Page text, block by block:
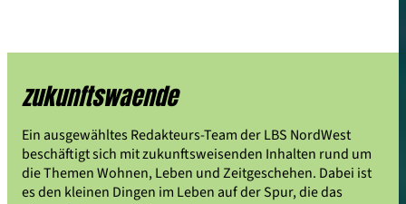
zukunftswaende
Ein ausgewähltes Redakteurs-Team der LBS NordWest
beschäftigt sich mit zukunftsweisenden Inhalten rund um
die Themen Wohnen, Leben und Zeitgeschehen. Dabei ist
es den kleinen Dingen im Leben auf der Spur, die das